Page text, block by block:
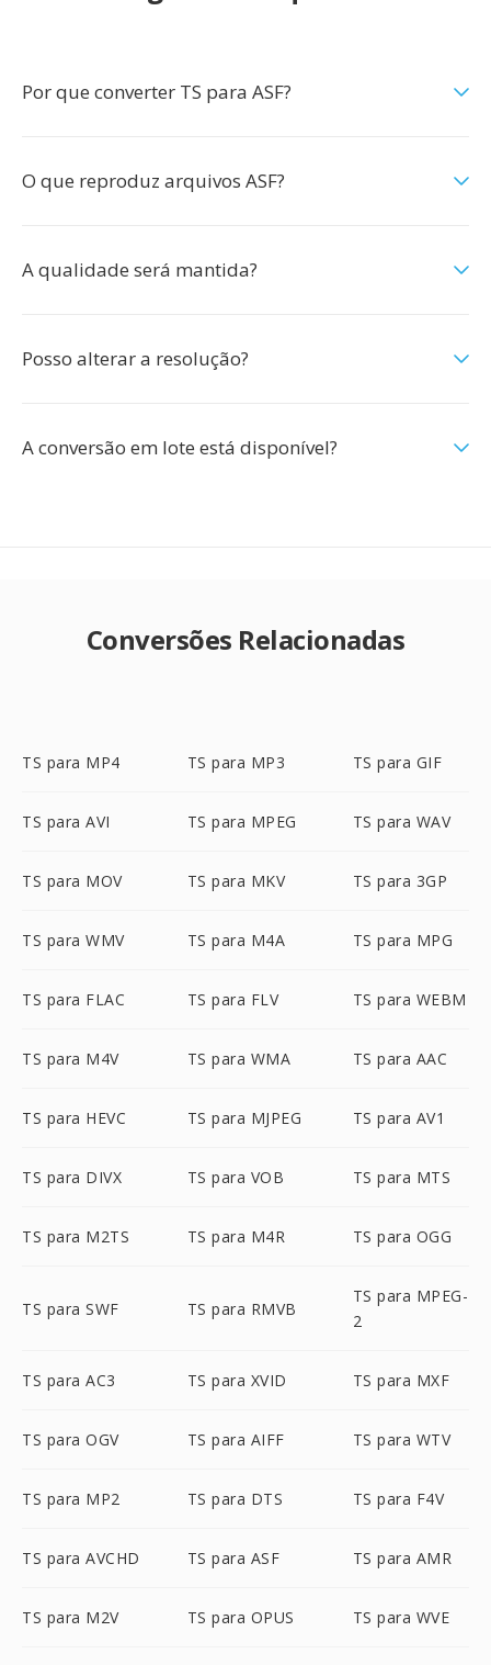
Por que converter TS para ASF?
O que reproduz arquivos ASF?
A qualidade será mantida?
Posso alterar a resolução?
A conversão em lote está disponível?
Conversões Relacionadas
TS para MP4 TS para MP3 TS para GIF
TS para AVI TS para MPEG TS para WAV
TS para MOV TS para MKV TS para 3GP
TS para WMV TS para M4A TS para MPG
TS para FLAC TS para FLV TS para WEBM
TS para M4V TS para WMA TS para AAC
TS para HEVC TS para MJPEG TS para AV1
TS para DIVX TS para VOB TS para MTS
TS para M2TS TS para M4R TS para OGG
TS para SWF TS para RMVB
TS para MPEG-
2
TS para AC3 TS para XVID TS para MXF
TS para OGV TS para AIFF TS para WTV
TS para MP2 TS para DTS TS para F4V
TS para AVCHD TS para ASF TS para AMR
TS para M2V TS para OPUS TS para WVE